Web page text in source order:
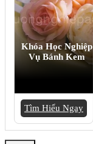
Khóa Học Nghiệp
Vụ Bánh Kem
Tìm Hiểu Ngay